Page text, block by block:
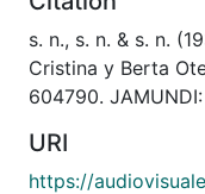
s. n., s. n. & s. n.
Cristina y Berta
604790.
URI
https://